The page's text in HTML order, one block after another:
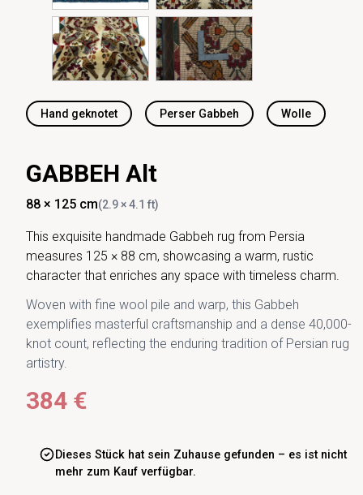
Hand geknotet Perser Gabbeh Wolle
GABBEH Alt
88 × 125 cm(2.9 × 4.1 ft)
This exquisite handmade Gabbeh rug from Persia
measures 125 × 88 cm, showcasing a warm, rustic
character that enriches any space with timeless charm.
Woven with fine wool pile and warp, this Gabbeh
exemplifies masterful craftsmanship and a dense 40,000-
knot count, reflecting the enduring tradition of Persian rug
artistry.
384 €
Dieses Stück hat sein Zuhause gefunden – es ist nicht
mehr zum Kauf verfügbar.